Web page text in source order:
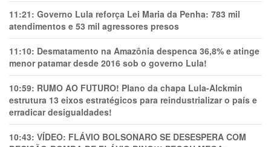
11:21: Governo Lula reforça Lei Maria da Penha: 783 mil
atendimentos e 53 mil agressores presos
11:10: Desmatamento na Amazônia despenca 36,8% e atinge
menor patamar desde 2016 sob o governo Lula!
10:59: RUMO AO FUTURO! Plano da chapa Lula-Alckmin
estrutura 13 eixos estratégicos para reindustrializar o país e
erradicar desigualdades!
10:43: VÍDEO: FLÁVIO BOLSONARO SE DESESPERA COM